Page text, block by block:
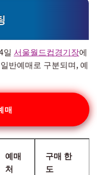
일 서울월드컵경기장에
반예매로 구분되며, 예
매
예매
처
구매 한
도